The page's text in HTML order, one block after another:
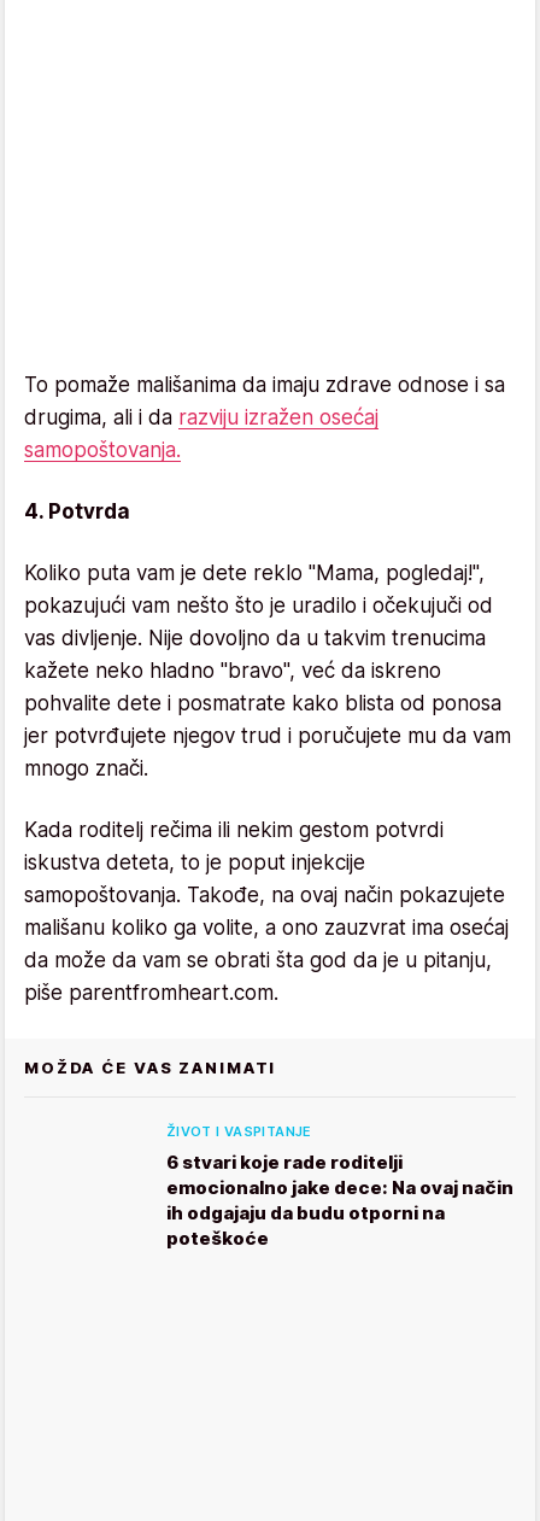
To pomaže mališanima da imaju zdrave odnose i sa
drugima, ali i da razviju izražen osećaj
samopoštovanja.
4. Potvrda
Koliko puta vam je dete reklo "Mama, pogledaj!",
pokazujući vam nešto što je uradilo i očekujuči od
vas divljenje. Nije dovoljno da u takvim trenucima
kažete neko hladno "bravo", već da iskreno
pohvalite dete i posmatrate kako blista od ponosa
jer potvrđujete njegov trud i poručujete mu da vam
mnogo znači.
Kada roditelj rečima ili nekim gestom potvrdi
iskustva deteta, to je poput injekcije
samopoštovanja. Takođe, na ovaj način pokazujete
mališanu koliko ga volite, a ono zauzvrat ima osećaj
da može da vam se obrati šta god da je u pitanju,
piše parentfromheart.com.
MOŽDA ĆE VAS ZANIMATI
ŽIVOT I VASPITANJE
6 stvari koje rade roditelji
emocionalno jake dece: Na ovaj način
ih odgajaju da budu otporni na
poteškoće